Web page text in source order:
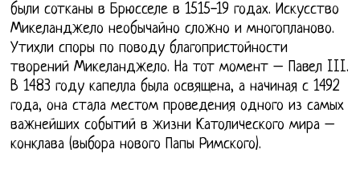
были сотканы в Брюсселе в 1515-19 годах. Искусство
Микеланджело необычайно сложно и многопланово.
Утихли споры по поводу благопристойности
творений Микеланджело. На тот момент – Павел III.
В 1483 году капелла была освящена, а начиная с 1492
года, она стала местом проведения одного из самых
важнейших событий в жизни Католического мира –
конклава (выбора нового Папы Римского).